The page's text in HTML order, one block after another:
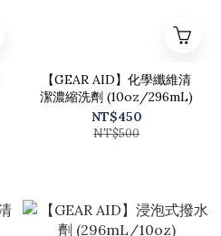
【GEAR AID】化學纖維清
潔濃縮洗劑 (10oz/296mL)
NT$450
NT$500